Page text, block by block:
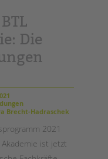
Die
Brecht-Hadraschek
2021
ist jetzt